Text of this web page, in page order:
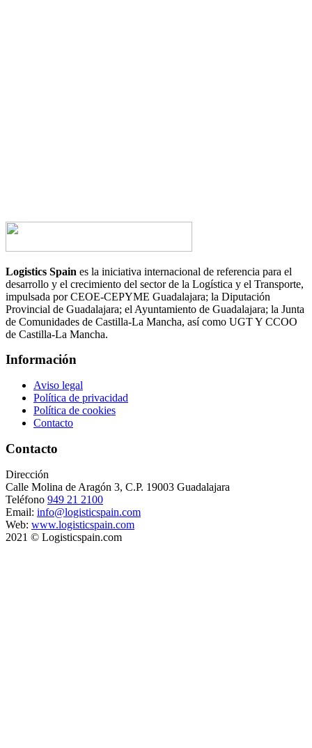
Logistics Spain es la iniciativa internacional de referencia para el
desarrollo y el crecimiento del sector de la Logística y el Transporte,
impulsada por CEOE-CEPYME Guadalajara; la Diputación
Provincial de Guadalajara; el Ayuntamiento de Guadalajara; la Junta
de Comunidades de Castilla-La Mancha, así como UGT Y CCOO
de Castilla-La Mancha.
Información
Aviso legal
Política de privacidad
Política de cookies
Contacto
Contacto
Dirección
Calle Molina de Aragón 3, C.P. 19003 Guadalajara
Teléfono 949 21 2100
Email: info@logisticspain.com
Web: www.logisticspain.com
2021 © Logisticspain.com